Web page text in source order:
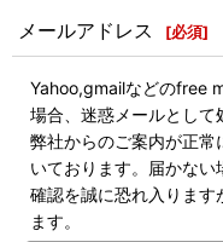
メールアドレス [必須]
Yahoo,gmailなどのfree
場合、迷惑メールとして
弊社からのご案内が正
いております。届かな
確認を誠に恐れ入りま
ます。